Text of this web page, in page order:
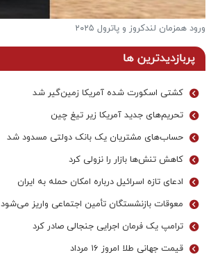
ورود همزمان لندکروز و پاترول ۲۰۲۵
پربازدیدترین ها
کشتی اسکورت شده آمریکا زمین‌گیر شد
تحریم‌های جدید آمریکا زیر تیغ چین
حساب‌های مشتریان یک بانک‌ دولتی مسدود شد
کاهش تنش‌ها بازار را نزولی کرد
ادعای تازه اسرائیل درباره امکان حمله به ایران
معوقات بازنشستگان تأمین اجتماعی واریز می‌شود
ترامپ یک فرمان اجرایی جنجالی صادر کرد
قیمت جهانی طلا امروز ۱۶ مرداد